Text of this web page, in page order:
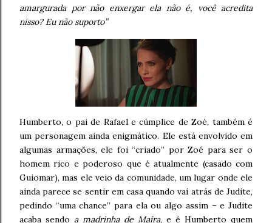
amargurada por não enxergar ela não é, você acredita
nisso? Eu não suporto”
Humberto, o pai de Rafael e cúmplice de Zoé, também é
um personagem ainda enigmático. Ele está envolvido em
algumas armações, ele foi “criado” por Zoé para ser o
homem rico e poderoso que é atualmente (casado com
Guiomar), mas ele veio da comunidade, um lugar onde ele
ainda parece se sentir em casa quando vai atrás de Judite,
pedindo “uma chance” para ela ou algo assim – e Judite
acaba sendo a madrinha de Maíra, e é Humberto quem